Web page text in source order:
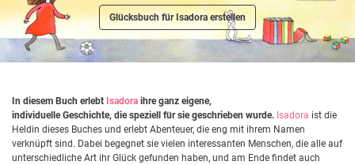
Glücksbuch für Isadora erstellen
In diesem Buch erlebt Isadora ihre ganz eigene,
individuelle Geschichte, die speziell für sie geschrieben wurde. Isadora ist die
Heldin dieses Buches und erlebt Abenteuer, die eng mit ihrem Namen
verknüpft sind. Dabei begegnet sie vielen interessanten Menschen, die alle auf
unterschiedliche Art ihr Glück gefunden haben, und am Ende findet auch